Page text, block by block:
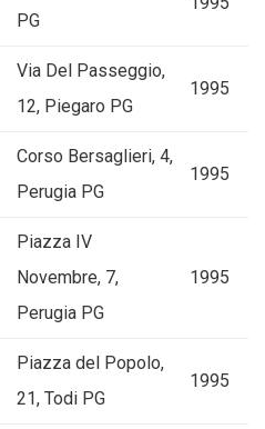
PG
Via Del Passeggio,
12, Piegaro PG
1995
Corso Bersaglieri, 4,
Perugia PG
1995
Piazza IV
Novembre, 7,
Perugia PG
1995
Piazza del Popolo,
21, Todi PG
1995